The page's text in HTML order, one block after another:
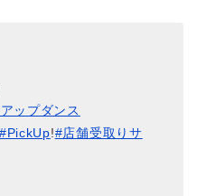
ップダンス
#PickUp!#店舗受取りサ